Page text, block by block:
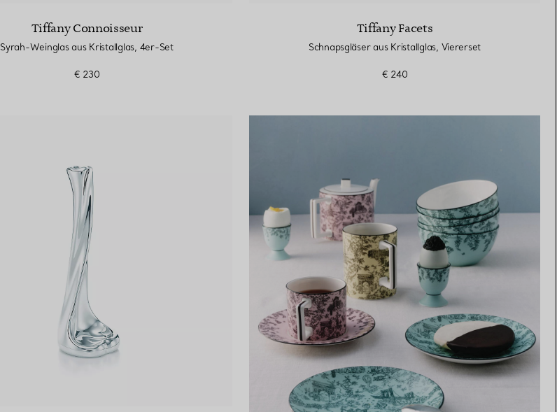
Tiffany Connoisseur
Syrah-Weinglas aus Kristallglas, 4er-Set
€ 230
Tiffany Facets
Schnapsgläser aus Kristallglas, Viererset
€ 240